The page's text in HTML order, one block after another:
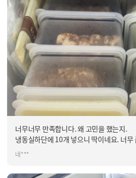
너무너무 만족합니다. 왜 고민을 했는지.
냉동실하단에 10개 넣으니 딱이네요. 너
같고,이 사이즈가 제일 잘 쓸거 같아요
네***